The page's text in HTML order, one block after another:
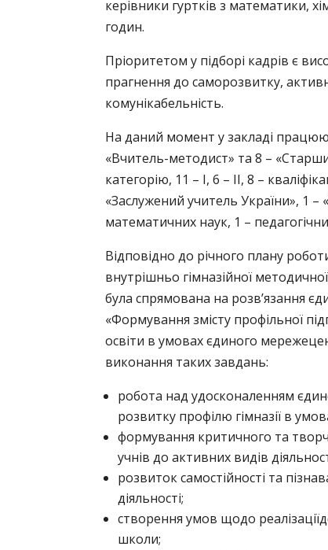
керівники гуртків з математики,
годин.
Пріоритетом у підборі кадрів є
прагнення до саморозвитку,
комунікабельність.
На даний момент у закладі
«Вчитель-методист» та 8 –
категорію, 11 – І, 6 – ІІ, 8 –
«Заслужений учитель України», 1
математичних наук, 1 –
Відповідно до річного плану
внутрішньо гімназійної
була спрямована на розв’язання
«Формування змісту профільної
освіти в умовах єдиного
виконання таких завдань:
робота над удосконаленням
розвитку профілю гімназії в
формування критичного та
учнів до активних видів
розвиток самостійності та
діяльності;
створення умов щодо
школи;